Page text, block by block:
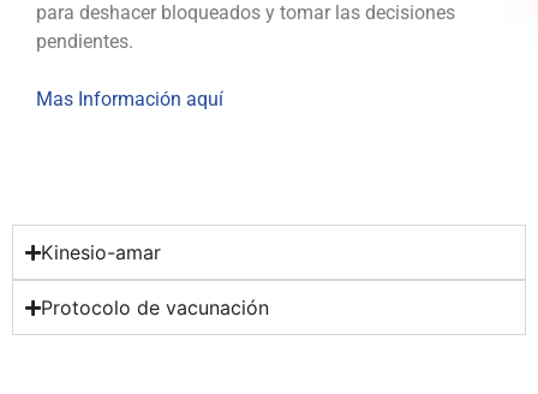
para deshacer bloqueados y tomar las decisiones
pendientes.
Mas Información aquí
Kinesio-amar
Protocolo de vacunación